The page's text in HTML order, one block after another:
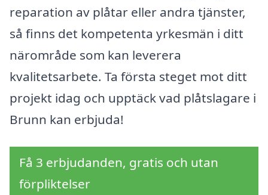
reparation av plåtar eller andra tjänster,
så finns det kompetenta yrkesmän i ditt
närområde som kan leverera
kvalitetsarbete. Ta första steget mot ditt
projekt idag och upptäck vad plåtslagare i
Brunn kan erbjuda!
Få 3 erbjudanden, gratis och utan
förpliktelser